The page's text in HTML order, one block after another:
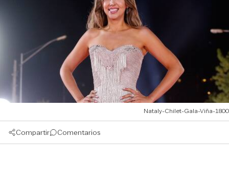
Nataly-Chilet-Gala-Viña-1800
Compartir Comentarios